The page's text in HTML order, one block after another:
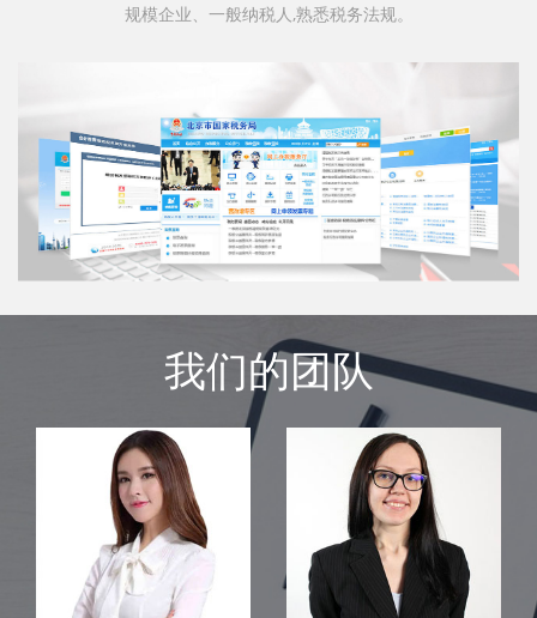
规模企业、一般纳税人,熟悉税务法规。
我们的团队